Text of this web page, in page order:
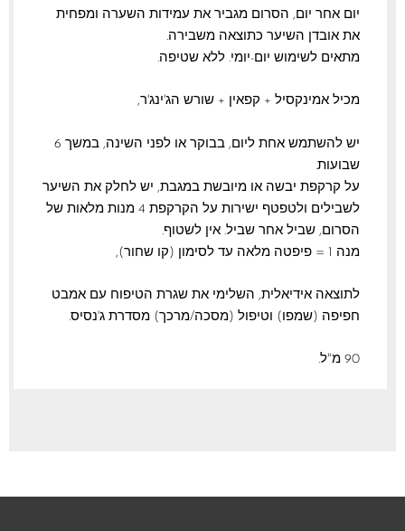
יום אחר יום, הסרום מגביר את עמידות השערה ומפחית
את אובדן השיער כתוצאה משבירה.
מתאים לשימוש יום-יומי. ללא שטיפה.
מכיל אמינקסיל + קפאין + שורש הג'ינג'ר,
יש להשתמש אחת ליום, בבוקר או לפני השינה, במשך 6
שבועות.
על קרקפת יבשה או מיובשת במגבת, יש לחלק את השיער
לשבילים ולטפטף ישירות על הקרקפת 4 מנות מלאות של
הסרום, שביל אחר שביל. אין לשטוף.
מנה 1 = פיפטה מלאה עד לסימון (קו שחור),
לתוצאה אידיאלית, השלימי את שגרת הטיפוח עם אמבט
חפיפה (שמפו) וטיפול (מסכה/מרכך) מסדרת ג'נסיס.
90 מ"ל.